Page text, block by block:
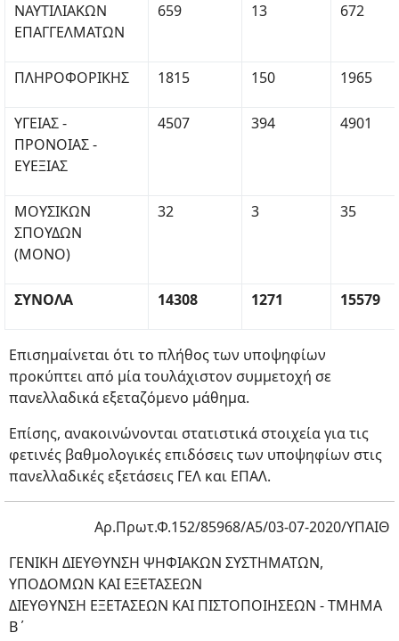
ΝΑΥΤΙΛΙΑΚΩΝ
ΕΠΑΓΓΕΛΜΑΤΩΝ
659 13 672
ΠΛΗΡΟΦΟΡΙΚΗΣ 1815 150 1965
ΥΓΕΙΑΣ -
ΠΡΟΝΟΙΑΣ -
ΕΥΕΞΙΑΣ
4507 394 4901
ΜΟΥΣΙΚΩΝ
ΣΠΟΥΔΩΝ
(ΜΟΝΟ)
32 3 35
ΣΥΝΟΛΑ 14308 1271 15579
Επισημαίνεται ότι το πλήθος των υποψηφίων
προκύπτει από μία τουλάχιστον συμμετοχή σε
πανελλαδικά εξεταζόμενο μάθημα.
Επίσης, ανακοινώνονται στατιστικά στοιχεία για τις
φετινές βαθμολογικές επιδόσεις των υποψηφίων στις
πανελλαδικές εξετάσεις ΓΕΛ και ΕΠΑΛ.
Αρ.Πρωτ.Φ.152/85968/Α5/03-07-2020/ΥΠΑΙΘ
ΓΕΝΙΚΗ ΔΙΕΥΘΥΝΣΗ ΨΗΦΙΑΚΩΝ ΣΥΣΤΗΜΑΤΩΝ,
ΥΠΟΔΟΜΩΝ ΚΑΙ ΕΞΕΤΑΣΕΩΝ
ΔΙΕΥΘΥΝΣΗ ΕΞΕΤΑΣΕΩΝ ΚΑΙ ΠΙΣΤΟΠΟΙΗΣΕΩΝ - ΤΜΗΜΑ
Β΄